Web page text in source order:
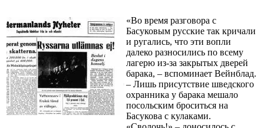
«Во время разговора с
Басуковым русские так кричали
и ругались, что эти вопли
далеко разносились по всему
лагерю из-за закрытых дверей
барака, – вспоминает Вейнблад.
– Лишь присутствие шведского
охранника у барака мешало
посольским броситься на
Басукова с кулаками.